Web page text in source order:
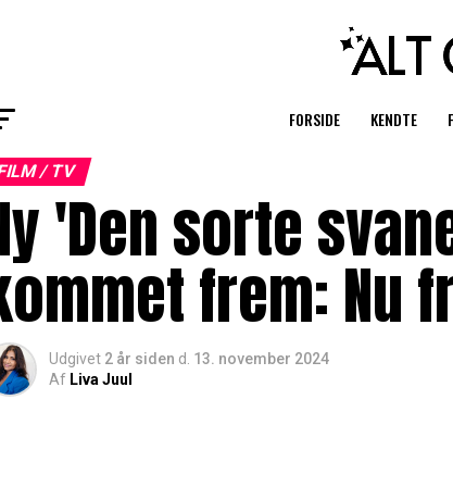
FORSIDE KENDTE
/ TV
'Den sorte
frem: Nu
Udgivet 2 år siden d. 13. november 2024
Af Liva Juul